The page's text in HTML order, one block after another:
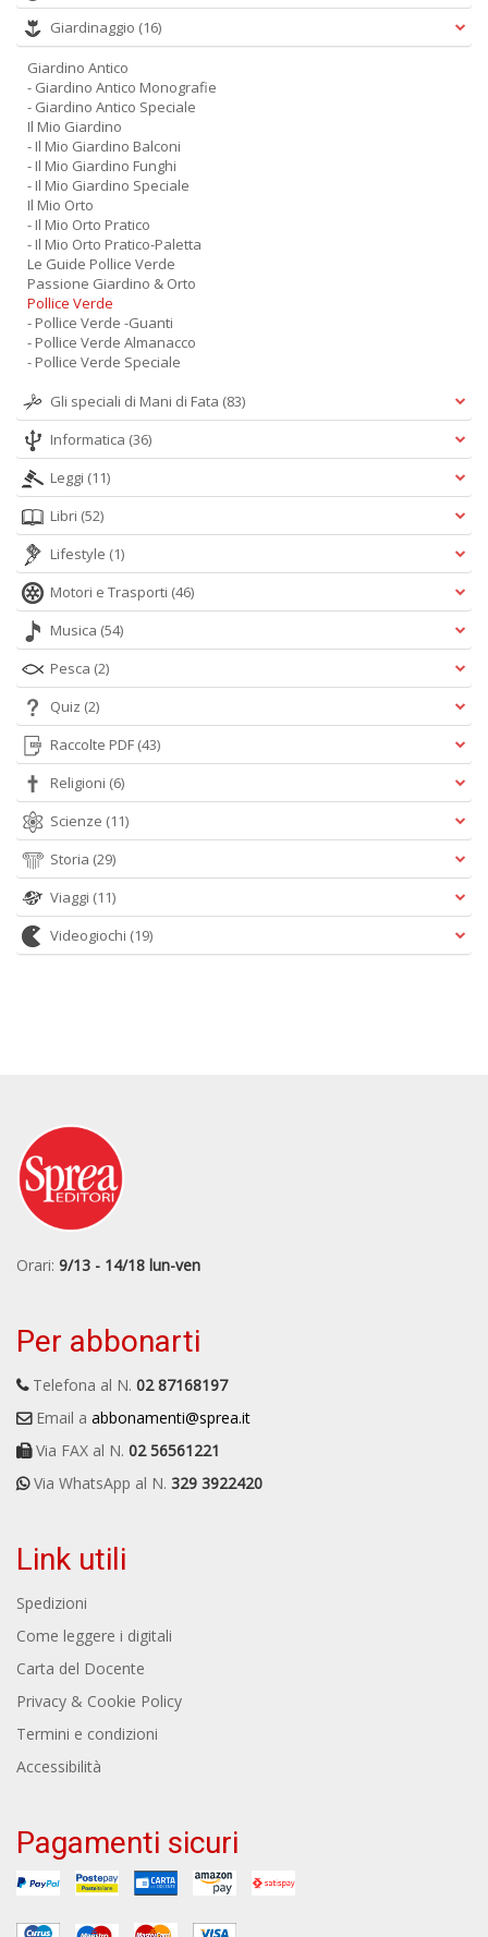
Giardinaggio (16)
Giardino Antico
- Giardino Antico Monografie
- Giardino Antico Speciale
Il Mio Giardino
- Il Mio Giardino Balconi
- Il Mio Giardino Funghi
- Il Mio Giardino Speciale
Il Mio Orto
- Il Mio Orto Pratico
- Il Mio Orto Pratico-Paletta
Le Guide Pollice Verde
Passione Giardino & Orto
Pollice Verde
- Pollice Verde -Guanti
- Pollice Verde Almanacco
- Pollice Verde Speciale
Gli speciali di Mani di Fata (83)
Informatica (36)
Leggi (11)
Libri (52)
Lifestyle (1)
Motori e Trasporti (46)
Musica (54)
Pesca (2)
Quiz (2)
Raccolte PDF (43)
Religioni (6)
Scienze (11)
Storia (29)
Viaggi (11)
Videogiochi (19)
Orari: 9/13 - 14/18 lun-ven
Per abbonarti
Telefona al N. 02 87168197
Email a abbonamenti@sprea.it
Via FAX al N. 02 56561221
Via WhatsApp al N. 329 3922420
Link utili
Spedizioni
Come leggere i digitali
Carta del Docente
Privacy & Cookie Policy
Termini e condizioni
Accessibilità
Pagamenti sicuri